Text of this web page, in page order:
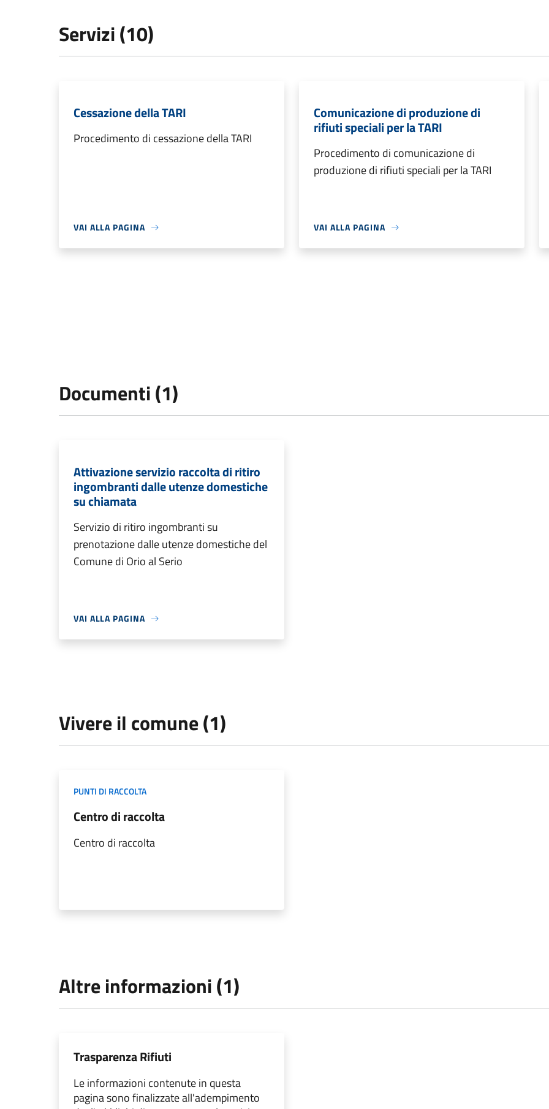
Servizi (10)
Cessazione della TARI
Procedimento di cessazione della TARI
VAI ALLA PAGINA
Comunicazione di produzione di
rifiuti speciali per la TARI
Procedimento di comunicazione di
produzione di rifiuti speciali per la TARI
VAI ALLA PAGINA
Documenti (1)
Attivazione servizio raccolta di ritiro
ingombranti dalle utenze domestiche
su chiamata
Servizio di ritiro ingombranti su
prenotazione dalle utenze domestiche del
Comune di Orio al Serio
VAI ALLA PAGINA
Vivere il comune (1)
PUNTI DI RACCOLTA
Centro di raccolta
Centro di raccolta
Altre informazioni (1)
Trasparenza Rifiuti
Le informazioni contenute in questa
pagina sono finalizzate all'adempimento